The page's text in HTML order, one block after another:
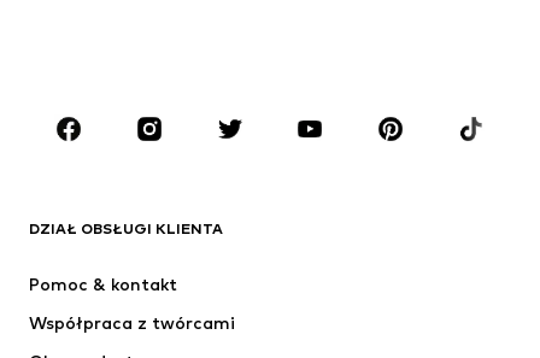
Akcesoria
Premium
Nowości
Kurtki
DZIAŁ OBSŁUGI KLIENTA
Pomoc & kontakt
Współpraca z twórcami